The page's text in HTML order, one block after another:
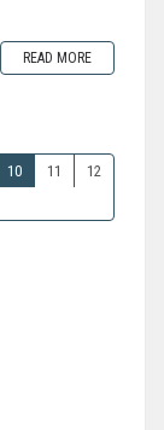
READ MORE
10 11
12